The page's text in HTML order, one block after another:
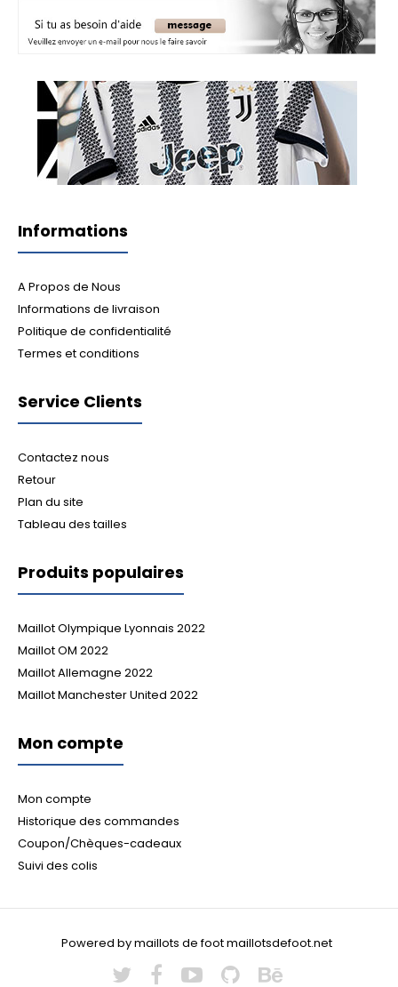
Informations
A Propos de Nous
Informations de livraison
Politique de confidentialité
Termes et conditions
Service Clients
Contactez nous
Retour
Plan du site
Tableau des tailles
Produits populaires
Maillot Olympique Lyonnais 2022
Maillot OM 2022
Maillot Allemagne 2022
Maillot Manchester United 2022
Mon compte
Mon compte
Historique des commandes
Coupon/Chèques-cadeaux
Suivi des colis
Powered by maillots de foot maillotsdefoot.net